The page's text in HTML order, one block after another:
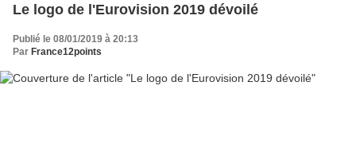
Le logo de l'Eurovision 2019 dévoilé
Publié le 08/01/2019 à 20:13
Par France12points